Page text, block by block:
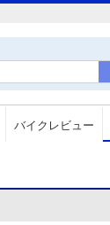
バイクレビュー